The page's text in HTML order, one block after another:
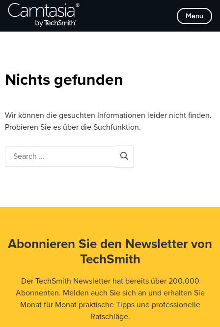
Direkt
zum
Menu
Browse Categories
Nichts gefunden
Wir können die gesuchten Informationen leider nicht finden.
Probieren Sie es über die Suchfunktion.
Abonnieren Sie den Newsletter von
TechSmith
Der TechSmith Newsletter hat bereits über 200.000
Abonnenten. Melden auch Sie sich an und erhalten Sie
Monat für Monat praktische Tipps und professionelle
Ratschläge.